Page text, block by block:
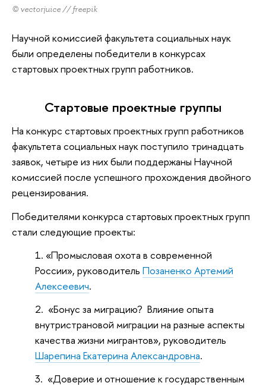
© vectorjuice // freepik
Научной комиссией факультета социальных наук
были определены победители в конкурсах
стартовых проектных групп работников.
Стартовые проектные группы
На конкурс стартовых проектных групп работников
факультета социальных наук поступило тринадцать
заявок, четыре из них были поддержаны Научной
комиссией после успешного прохождения двойного
рецензирования.
Победителями конкурса стартовых проектных групп
стали следующие проекты:
«Промысловая охота в современной
России», руководительПозаненко Артемий
Алексеевич.
«Бонус за миграцию? Влияние опыта
внутристрановой миграции на разные аспекты
качества жизни мигрантов», руководитель
Шарепина Екатерина Александровна.
«Доверие и отношение к государственным